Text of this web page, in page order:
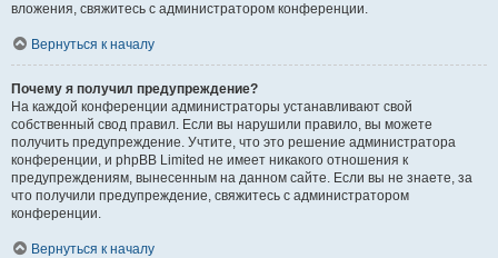
вложения, свяжитесь с администратором конференции.
Вернуться к началу
Почему я получил предупреждение?
На каждой конференции администраторы устанавливают свой
собственный свод правил. Если вы нарушили правило, вы можете
получить предупреждение. Учтите, что это решение администратора
конференции, и phpBB Limited не имеет никакого отношения к
предупреждениям, вынесенным на данном сайте. Если вы не знаете, за
что получили предупреждение, свяжитесь с администратором
конференции.
Вернуться к началу